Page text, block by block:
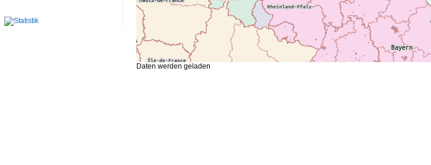
Daten werden geladen